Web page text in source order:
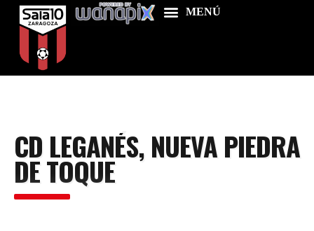
Food & Drink
Features
News
CD LEGANÉS, NUEVA PIEDRA
DE TOQUE